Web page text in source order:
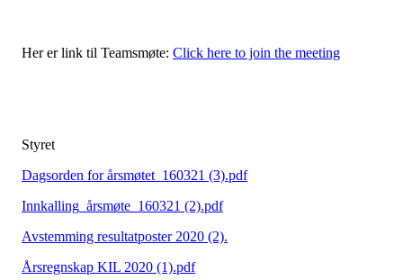
Her er link til Teamsmøte: Click here to join the meeting
Styret
Dagsorden for årsmøtet_160321 (3).pdf
Innkalling_årsmøte_160321 (2).pdf
Avstemming resultatposter 2020 (2).
Årsregnskap KIL 2020 (1).pdf